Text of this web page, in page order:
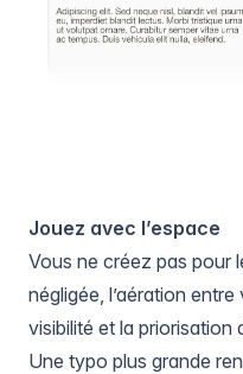
Jouez avec l’espace
Vous ne créez pas pour
négligée, l’aération
visibilité et la priorisation
Une typo plus grande